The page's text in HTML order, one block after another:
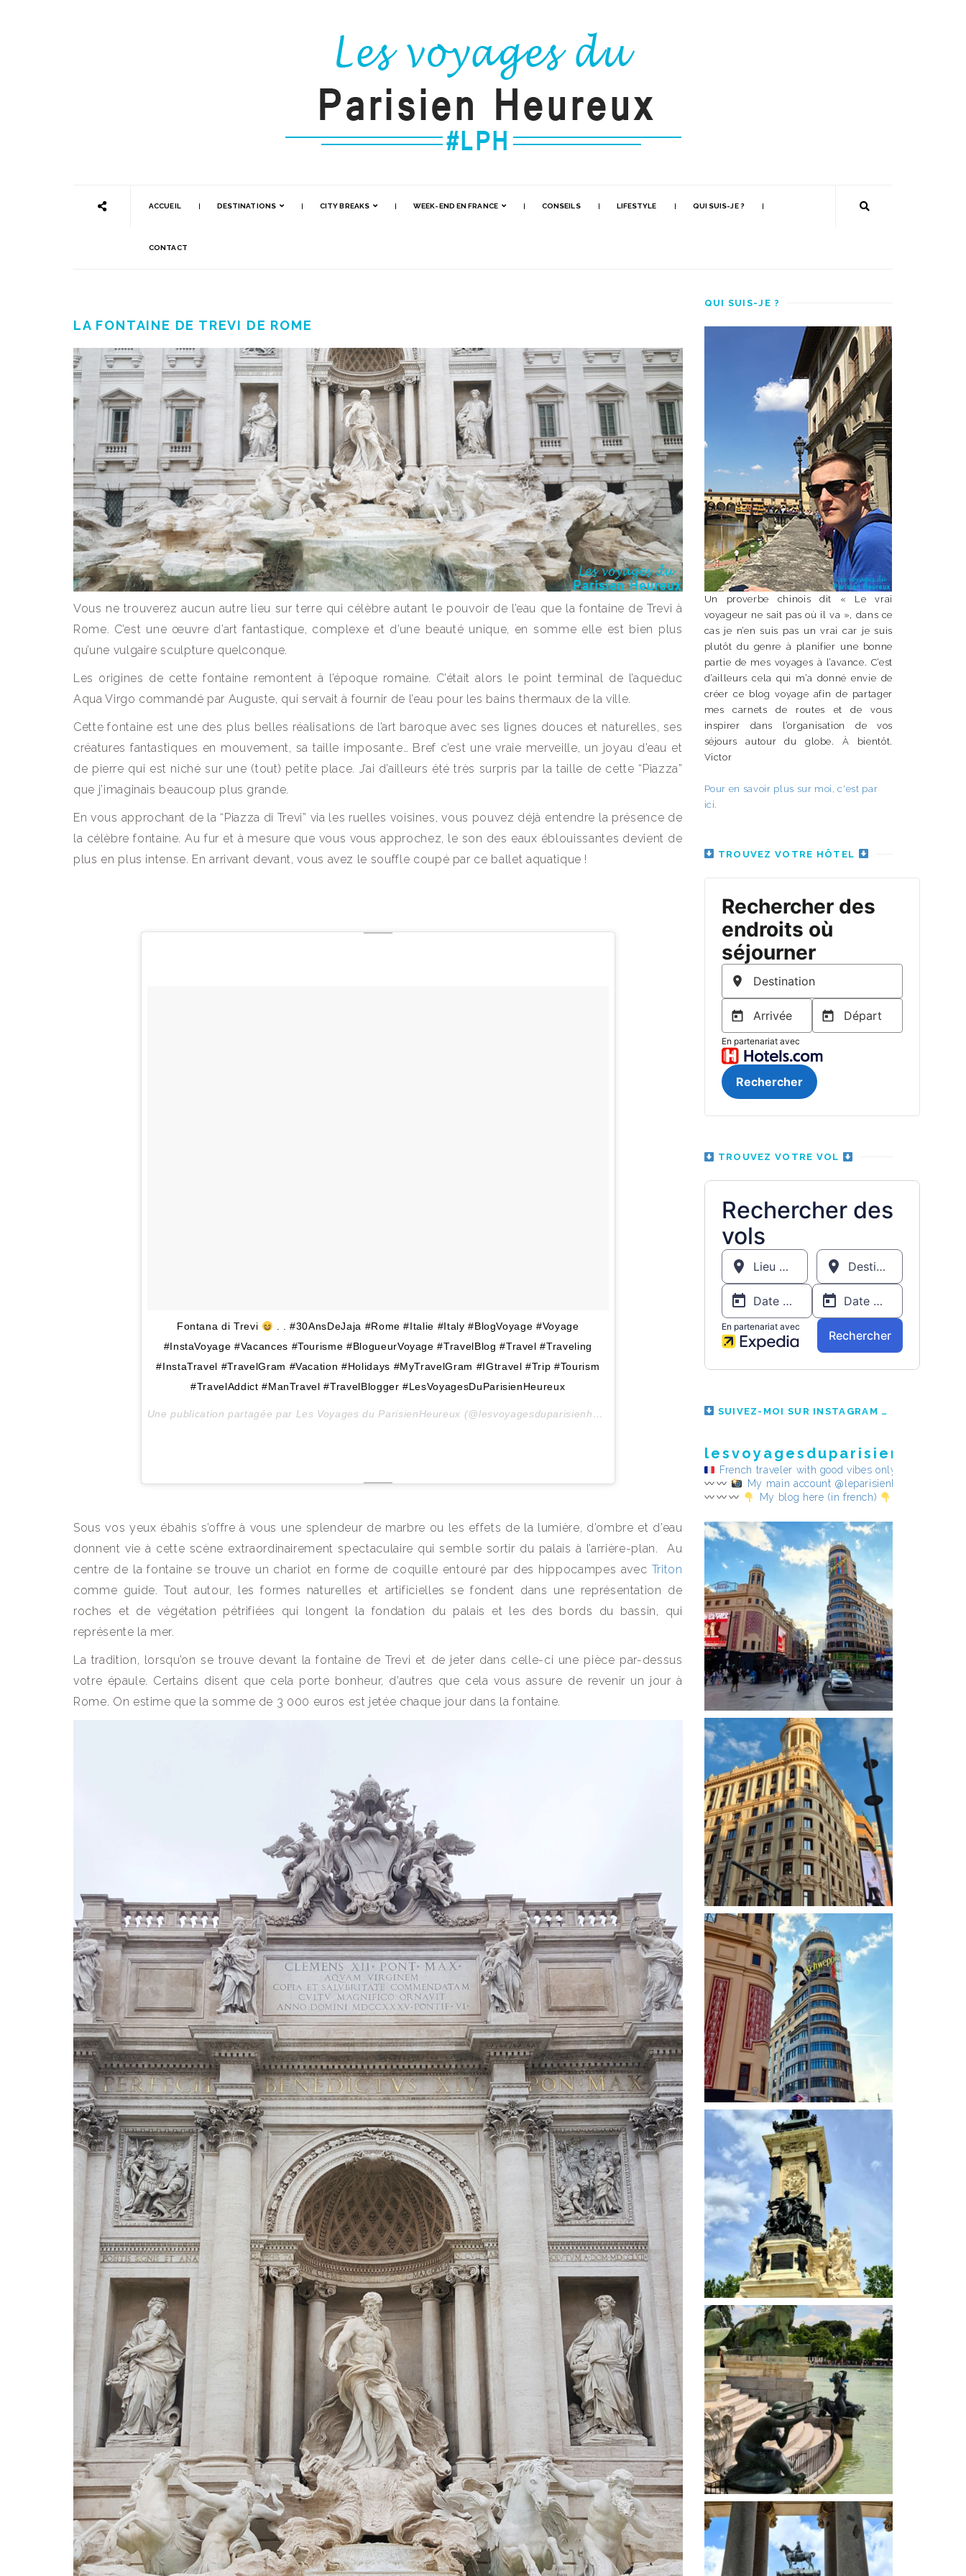
ACCUEIL DESTINATIONS CITY BREAKS WEEK-END EN FRANCE CONSEILS LIFESTYLE QUI SUIS-JE ?
CONTACT
LA FONTAINE DE TREVI DE ROME
Vous ne trouverez aucun autre lieu sur terre qui célèbre autant le pouvoir de l’eau que la fontaine de Trevi à
Rome. C’est une œuvre d’art fantastique, complexe et d’une beauté unique, en somme elle est bien plus
qu’une vulgaire sculpture quelconque.
Les origines de cette fontaine remontent à l’époque romaine. C’était alors le point terminal de l’aqueduc
Aqua Virgo commandé par Auguste, qui servait à fournir de l’eau pour les bains thermaux de la ville.
Cette fontaine est une des plus belles réalisations de l’art baroque avec ses lignes douces et naturelles, ses
créatures fantastiques en mouvement, sa taille imposante… Bref c’est une vraie merveille, un joyau d’eau et
de pierre qui est niché sur une (tout) petite place. J’ai d’ailleurs été très surpris par la taille de cette “Piazza”
que j’imaginais beaucoup plus grande.
En vous approchant de la “Piazza di Trevi” via les ruelles voisines, vous pouvez déjà entendre la présence de
la célèbre fontaine. Au fur et à mesure que vous vous approchez, le son des eaux éblouissantes devient de
plus en plus intense. En arrivant devant, vous avez le souffle coupé par ce ballet aquatique !
Fontana di Trevi
. . #30AnsDeJaja #Rome #Italie #Italy #BlogVoyage #Voyage
#InstaVoyage #Vacances #Tourisme #BlogueurVoyage #TravelBlog #Travel #Traveling
#InstaTravel #TravelGram #Vacation #Holidays #MyTravelGram #IGtravel #Trip #Tourism
#TravelAddict #ManTravel #TravelBlogger #LesVoyagesDuParisienHeureux
Une publication partagée par Les Voyages du ParisienHeureux (@lesvoyagesduparisienheureux) le 4 Févr. 2017 à 6h34 PST
Sous vos yeux ébahis s’offre à vous une splendeur de marbre ou les effets de la lumière, d’ombre et d’eau
donnent vie à cette scène extraordinairement spectaculaire qui semble sortir du palais à l’arrière-plan. Au
centre de la fontaine se trouve un chariot en forme de coquille entouré par des hippocampes avec Triton
comme guide. Tout autour, les formes naturelles et artificielles se fondent dans une représentation de
roches et de végétation pétrifiées qui longent la fondation du palais et les des bords du bassin, qui
représente la mer.
La tradition, lorsqu’on se trouve devant la fontaine de Trevi et de jeter dans celle-ci une pièce par-dessus
votre épaule. Certains disent que cela porte bonheur, d’autres que cela vous assure de revenir un jour à
Rome. On estime que la somme de 3 000 euros est jetée chaque jour dans la fontaine.
QUI SUIS-JE ?
Un proverbe chinois dit « Le vrai
voyageur ne sait pas où il va », dans ce
cas je n’en suis pas un vrai car je suis
plutôt du genre à planifier une bonne
partie de mes voyages à l’avance. C’est
d’ailleurs cela qui m’a donné envie de
créer ce blog voyage afin de partager
mes carnets de routes et de vous
inspirer dans l’organisation de vos
séjours autour du globe. À bientôt.
Victor
Pour en savoir plus sur moi, c'est par
ici.
TROUVEZ VOTRE HÔTEL
TROUVEZ VOTRE VOL
SUIVEZ-MOI SUR INSTAGRAM
French traveler with good vibes only
My main account @leparisienheureux
My blog here (in french)